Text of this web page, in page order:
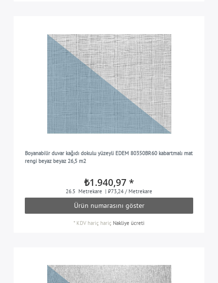
Boyanabilir duvar kağıdı dokulu yüzeyli EDEM 80350BR60 kabartmalı mat
rengi beyaz beyaz 26,5 m2
₺1.940,97 *
26.5 Metrekare | ₺73,24 / Metrekare
Ürün numarasını göster
* KDV hariç hariç Nakliye ücreti